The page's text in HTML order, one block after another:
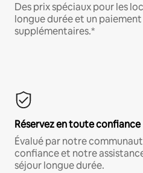
Des prix spéciaux pour les
longue durée et un
supplémentaires.*
Réservez en toute confiance
Évalué par notre
confiance et notre
séjour longue durée.